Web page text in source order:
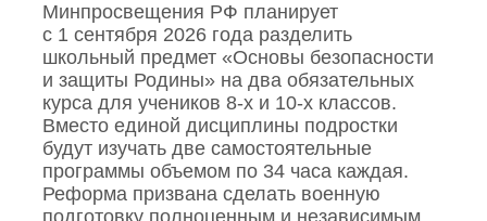
Минпросвещения РФ планирует
с 1 сентября 2026 года разделить
школьный предмет «Основы безопасности
и защиты Родины» на два обязательных
курса для учеников 8‑х и 10‑х классов.
Вместо единой дисциплины подростки
будут изучать две самостоятельные
программы объемом по 34 часа каждая.
Реформа призвана сделать военную